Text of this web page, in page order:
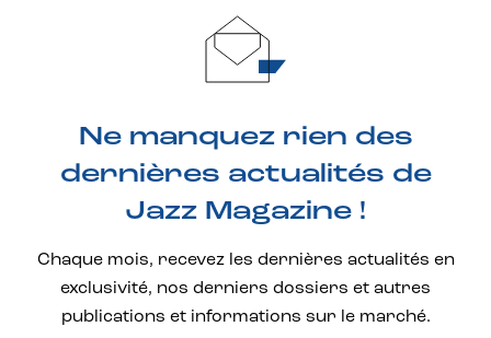
Ne manquez rien des
dernières actualités de
Jazz Magazine !
Chaque mois, recevez les dernières actualités en
exclusivité, nos derniers dossiers et autres
publications et informations sur le marché.